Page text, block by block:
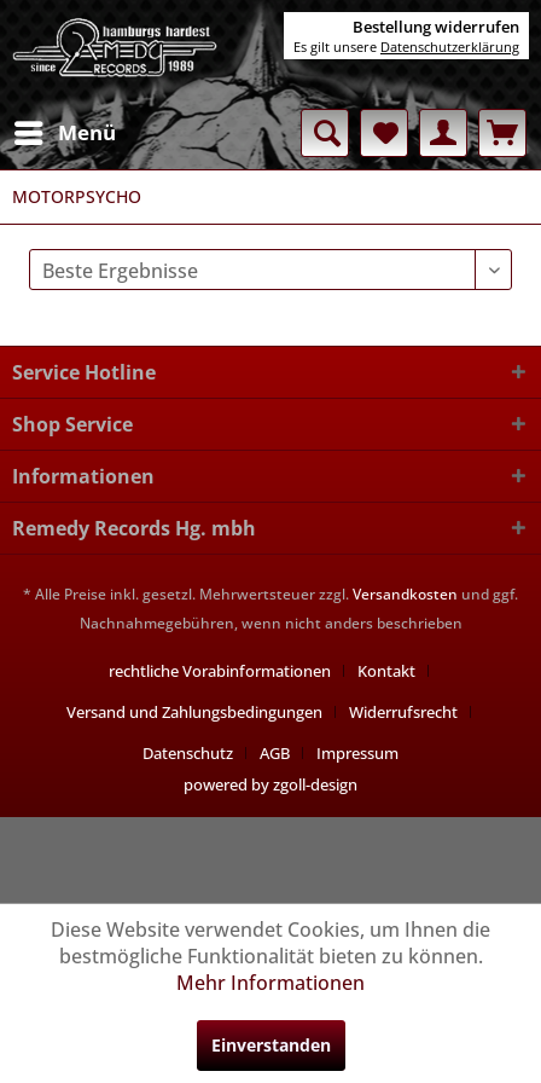
Menü
MOTORPSYCHO
Service Hotline
Shop Service
Informationen
Remedy Records Hg. mbh
* Alle Preise inkl. gesetzl. Mehrwertsteuer zzgl.Versandkosten und ggf.
Nachnahmegebühren, wenn nicht anders beschrieben
rechtliche Vorabinformationen
Kontakt
Versand und Zahlungsbedingungen
Widerrufsrecht
Datenschutz
AGB
Impressum
powered by zgoll-design
Bestellung widerrufen
Es gilt unsere Datenschutzerklärung
Diese Website verwendet Cookies, um Ihnen die
bestmögliche Funktionalität bieten zu können.
Mehr Informationen
Einverstanden